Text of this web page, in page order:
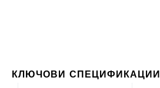
КЛЮЧОВИ СПЕЦИФИКАЦИИ